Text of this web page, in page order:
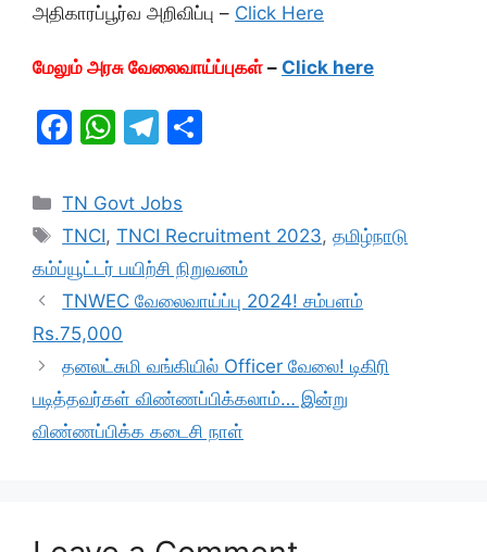
அதிகாரப்பூர்வ அறிவிப்பு – Click Here
மேலும் அரசு வேலைவாய்ப்புகள் – Click here
F
c
e
b
o
o
k
W
at
s
A
p
p
T
e
gr
a
m
e
Categories
TN Govt Jobs
Tags
TNCI,TNCI Recruitment 2023,தமிழ்நாடு
கம்ப்யூட்டர் பயிற்சி நிறுவனம்
TNWEC வேலைவாய்ப்பு 2024! சம்பளம்
Rs.75,000
தனலட்சுமி வங்கியில் Officer வேலை! டிகிரி
படித்தவர்கள் விண்ணப்பிக்கலாம்… இன்று
விண்ணப்பிக்க கடைசி நாள்